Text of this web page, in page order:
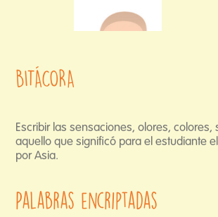
BITÁCORA
Escribir las sensaciones, olores, colores,
aquello que significó para el estudiante
por Asia.
Palabras encriptadas